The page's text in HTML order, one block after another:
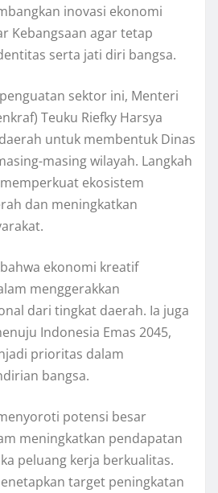
inovasi ekonomi
Kebangsaan agar tetap
serta jati diri bangsa.
sektor ini, Menteri
Teuku Riefky Harsya
untuk membentuk Dinas
masing wilayah. Langkah
ekosistem
dan meningkatkan
ekonomi kreatif
menggerakkan
dari tingkat daerah. Ia juga
Indonesia Emas 2045,
prioritas dalam
bangsa.
potensi besar
meningkatkan pendapatan
peluang kerja berkualitas.
target peningkatan